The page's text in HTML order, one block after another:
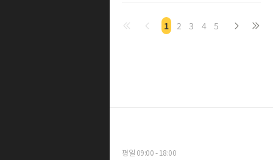
1 2 3 4 5
평일 09:00 - 18:00